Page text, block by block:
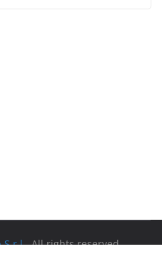
S.r.l.. All rights reserved.